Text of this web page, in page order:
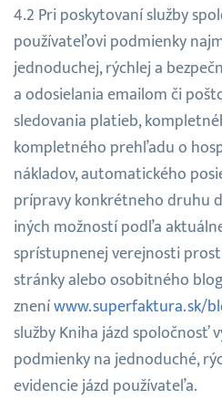
Pri poskytovaní služby
používateľovi podmienky
jednoduchej, rýchlej a
a odosielania emailom či
sledovania platieb,
kompletného prehľadu o
nákladov, automatického
prípravy konkrétneho druhu
iných možností podľa
sprístupnenej verejnosti
stránky alebo osobitného
zneníwww.superfaktura.sk/
služby Kniha jázd spoločnosť
podmienky na jednoduché,
evidencie jázd používateľa.